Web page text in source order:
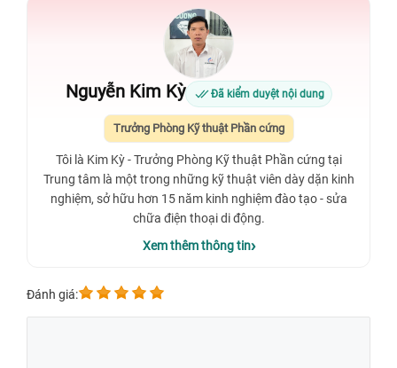
Nguyễn Kim Kỳ Đã kiểm duyệt nội dung
Trưởng Phòng Kỹ thuật Phần cứng
Tôi là Kim Kỳ - Trưởng Phòng Kỹ thuật Phần cứng tại
Trung tâm là một trong những kỹ thuật viên dày dặn kinh
nghiệm, sở hữu hơn 15 năm kinh nghiệm đào tạo - sửa
chữa điện thoại di động.
Xem thêm thông tin
Đánh giá: